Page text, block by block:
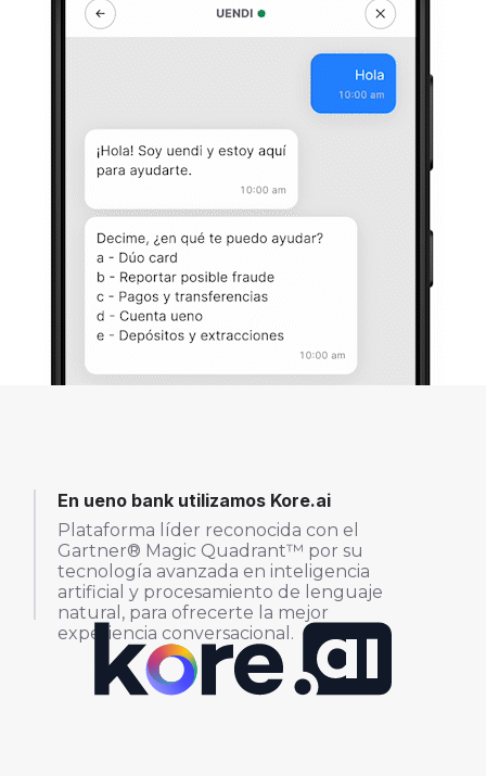
En ueno bank utilizamos Kore.ai
Plataforma líder reconocida con el
Gartner® Magic Quadrant™ por su
tecnología avanzada en inteligencia
artificial y procesamiento de lenguaje
natural, para ofrecerte la mejor
experiencia conversacional.